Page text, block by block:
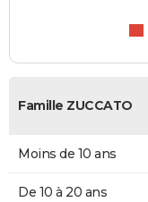
Famille ZUCCATO
Moins de 10 ans
De 10 à 20 ans